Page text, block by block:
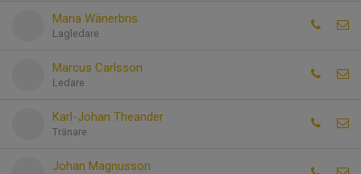
Maria Wänerbris
Lagledare
Marcus Carlsson
Ledare
Karl-Johan Theander
Tränare
Johan Magnusson